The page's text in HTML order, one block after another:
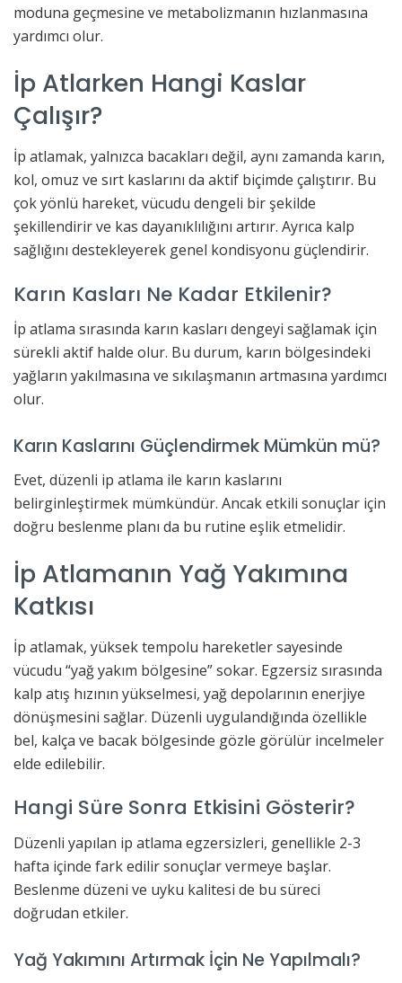
moduna geçmesine ve metabolizmanın hızlanmasına
yardımcı olur.
İp Atlarken Hangi Kaslar
Çalışır?
İp atlamak, yalnızca bacakları değil, aynı zamanda karın,
kol, omuz ve sırt kaslarını da aktif biçimde çalıştırır. Bu
çok yönlü hareket, vücudu dengeli bir şekilde
şekillendirir ve kas dayanıklılığını artırır. Ayrıca kalp
sağlığını destekleyerek genel kondisyonu güçlendirir.
Karın Kasları Ne Kadar Etkilenir?
İp atlama sırasında karın kasları dengeyi sağlamak için
sürekli aktif halde olur. Bu durum, karın bölgesindeki
yağların yakılmasına ve sıkılaşmanın artmasına yardımcı
olur.
Karın Kaslarını Güçlendirmek Mümkün mü?
Evet, düzenli ip atlama ile karın kaslarını
belirginleştirmek mümkündür. Ancak etkili sonuçlar için
doğru beslenme planı da bu rutine eşlik etmelidir.
İp Atlamanın Yağ Yakımına
Katkısı
İp atlamak, yüksek tempolu hareketler sayesinde
vücudu “yağ yakım bölgesine” sokar. Egzersiz sırasında
kalp atış hızının yükselmesi, yağ depolarının enerjiye
dönüşmesini sağlar. Düzenli uygulandığında özellikle
bel, kalça ve bacak bölgesinde gözle görülür incelmeler
elde edilebilir.
Hangi Süre Sonra Etkisini Gösterir?
Düzenli yapılan ip atlama egzersizleri, genellikle 2-3
hafta içinde fark edilir sonuçlar vermeye başlar.
Beslenme düzeni ve uyku kalitesi de bu süreci
doğrudan etkiler.
Yağ Yakımını Artırmak İçin Ne Yapılmalı?